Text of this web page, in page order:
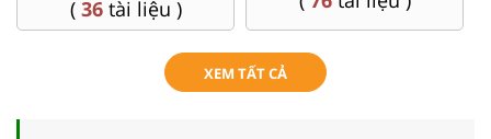
(77tài liệu )
XEM TẤT CẢ